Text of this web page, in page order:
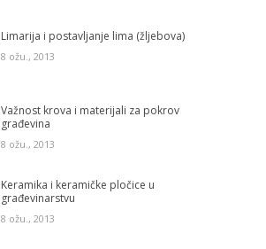
Limarija i postavljanje lima (žljebova)
8 ožu., 2013
Važnost krova i materijali za pokrov
građevina
8 ožu., 2013
Keramika i keramičke pločice u
građevinarstvu
8 ožu., 2013